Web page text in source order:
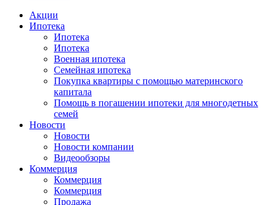
Акции
Ипотека
Ипотека
Ипотека
Военная ипотека
Семейная ипотека
Покупка квартиры с помощью материнского
капитала
Помощь в погашении ипотеки для многодетных
семей
Новости
Новости
Новости компании
Видеообзоры
Коммерция
Коммерция
Коммерция
Продажа